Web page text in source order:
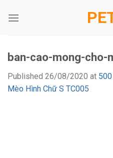
ban-cao-mong-cho-
Published 26/08/2020 at
Mèo Hình Chữ S TC005